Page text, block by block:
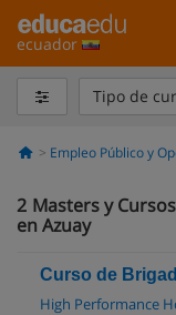
ecuador
Tipo de
Empleo Público y
2 Masters y
en Azuay
Curso de
High Performance